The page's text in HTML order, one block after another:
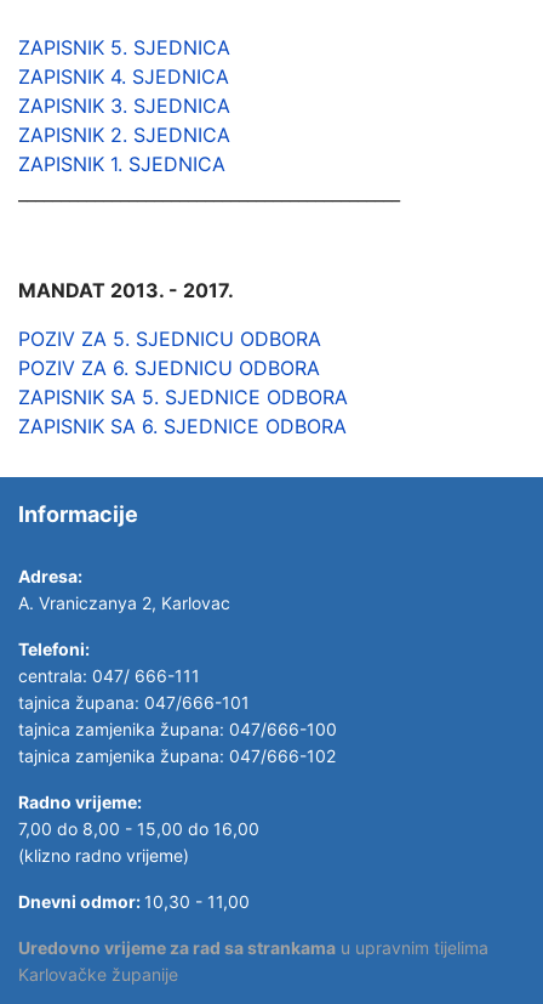
ZAPISNIK 5. SJEDNICA
ZAPISNIK 4. SJEDNICA
ZAPISNIK 3. SJEDNICA
ZAPISNIK 2. SJEDNICA
ZAPISNIK 1. SJEDNICA
MANDAT 2013. - 2017.
POZIV ZA 5. SJEDNICU ODBORA
POZIV ZA 6. SJEDNICU ODBORA
ZAPISNIK SA 5. SJEDNICE ODBORA
ZAPISNIK SA 6. SJEDNICE ODBORA
Informacije
Adresa:
A. Vraniczanya 2, Karlovac
Telefoni:
centrala: 047/ 666-111
tajnica župana: 047/666-101
tajnica zamjenika župana: 047/666-100
tajnica zamjenika župana: 047/666-102
Radno vrijeme:
7,00 do 8,00 - 15,00 do 16,00
(klizno radno vrijeme)
Dnevni odmor: 10,30 - 11,00
Uredovno vrijeme za rad sa strankama u upravnim tijelima
Karlovačke županije